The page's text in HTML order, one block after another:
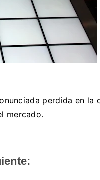
perdida en la
mercado.